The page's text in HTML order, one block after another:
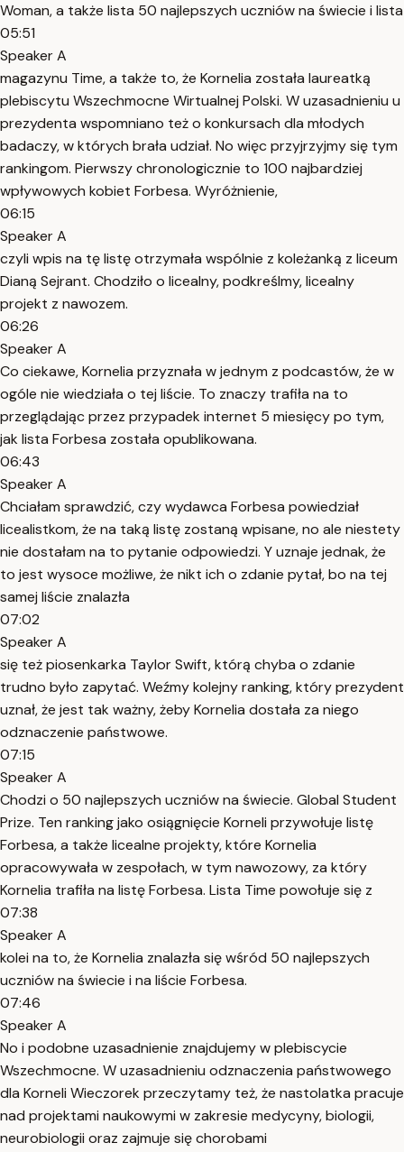
Woman, a także lista 50 najlepszych uczniów na świecie i lista
05:51
Speaker A
magazynu Time, a także to, że Kornelia została laureatką
plebiscytu Wszechmocne Wirtualnej Polski. W uzasadnieniu u
prezydenta wspomniano też o konkursach dla młodych
badaczy, w których brała udział. No więc przyjrzyjmy się tym
rankingom. Pierwszy chronologicznie to 100 najbardziej
wpływowych kobiet Forbesa. Wyróżnienie,
06:15
Speaker A
czyli wpis na tę listę otrzymała wspólnie z koleżanką z liceum
Dianą Sejrant. Chodziło o licealny, podkreślmy, licealny
projekt z nawozem.
06:26
Speaker A
Co ciekawe, Kornelia przyznała w jednym z podcastów, że w
ogóle nie wiedziała o tej liście. To znaczy trafiła na to
przeglądając przez przypadek internet 5 miesięcy po tym,
jak lista Forbesa została opublikowana.
06:43
Speaker A
Chciałam sprawdzić, czy wydawca Forbesa powiedział
licealistkom, że na taką listę zostaną wpisane, no ale niestety
nie dostałam na to pytanie odpowiedzi. Y uznaje jednak, że
to jest wysoce możliwe, że nikt ich o zdanie pytał, bo na tej
samej liście znalazła
07:02
Speaker A
się też piosenkarka Taylor Swift, którą chyba o zdanie
trudno było zapytać. Weźmy kolejny ranking, który prezydent
uznał, że jest tak ważny, żeby Kornelia dostała za niego
odznaczenie państwowe.
07:15
Speaker A
Chodzi o 50 najlepszych uczniów na świecie. Global Student
Prize. Ten ranking jako osiągnięcie Korneli przywołuje listę
Forbesa, a także licealne projekty, które Kornelia
opracowywała w zespołach, w tym nawozowy, za który
Kornelia trafiła na listę Forbesa. Lista Time powołuje się z
07:38
Speaker A
kolei na to, że Kornelia znalazła się wśród 50 najlepszych
uczniów na świecie i na liście Forbesa.
07:46
Speaker A
No i podobne uzasadnienie znajdujemy w plebiscycie
Wszechmocne. W uzasadnieniu odznaczenia państwowego
dla Korneli Wieczorek przeczytamy też, że nastolatka pracuje
nad projektami naukowymi w zakresie medycyny, biologii,
neurobiologii oraz zajmuje się chorobami